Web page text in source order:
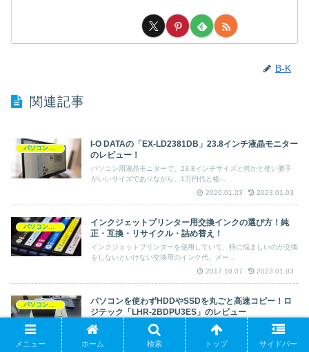
B-K
関連記事
I-O DATAの「EX-LD2381DB」23.8インチ液晶モニター
のレビュー！
パソコン用液晶モニターで、23.8インチサイズと何かと使い勝手
がいいサイズでありながら、1万円代と格...
2020.01.23
2023.01.03
インクジェットプリンター用交換インクの選び方！純
正・互換・リサイクル・詰め替え！
インクジェットプリンターを使用していて、特に悩ましいのが交換
をしないといけない交換用のインク代。メー...
2017.10.07
2023.01.03
パソコン周辺機器
パソコンを使わずHDDやSSDを丸ごと高速コピー！ロ
ジテック「LHR-2BDPU3ES」のレビュー
パソコンのHDDやSSDの容量が少なくなってきたり、調子が悪く
なってきたらHDDやSSDの交換作業を...
2019.07.19
2023.01.10
メニュー ホーム 検索 トップ サイドバー